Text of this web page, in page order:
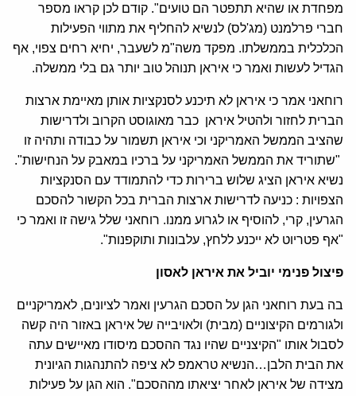
מפחדת או שהיא תתפטר הם טועים". קודם לכן קראו מספר
חברי פרלמנט (מג'לס) לנשיא להחליף את מתווי הפעילות
הכלכלית בממשלתו. מפקד משה"מ לשעבר, יחיא רחים צפוי, אף
הגדיל לעשות ואמר כי איראן תנוהל טוב יותר גם בלי ממשלה.
רוחאני אמר כי איראן לא תיכנע לסנקציות אותן מאיימת ארצות
הברית לחזור ולהטיל איראן כבר מאוגוסט הקרוב ולדרישות
שהציב הממשל האמריקני וכי איראן תשמור על כבודה ותהיה זו
"שתוריד את הממשל האמריקני על ברכיו במאבק על הנחישות".
נשיא איראן הציג שלוש ברירות כדי להתמודד עם הסנקציות
הצפויות : כניעה לדרישות ארצות הברית בכל הקשור להסכם
הגרעין, קרי, להוסיף או לגרוע ממנו. רוחאני שלל גישה זו ואמר כי
"אף פטריוט לא ייכנע ללחץ, עלבונות ותוקפנות".
פיצול פנימי יוביל את איראן לאסון
בה בעת רוחאני הגן על הסכם הגרעין ואמר לציונים, לאמריקניים
ולגורמים הקיצוניים (מבית) ולאויבייה של איראן באזור היה קשה
לסבול אותו "הקיצניים שהיו נגד ההסכם מיסודו מאיישים עתה
את הבית הלבן…הנשיא טראמפ לא ציפה להתנהגות הגיונית
מצידה של איראן לאחר יציאתו מההסכם". הוא הגן על פעילות